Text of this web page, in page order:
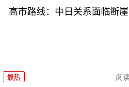
高市路线：中日关系面临断
最热 阅读